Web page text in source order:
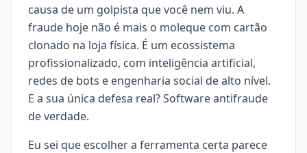
causa de um golpista que você nem viu. A
fraude hoje não é mais o moleque com cartão
clonado na loja física. É um ecossistema
profissionalizado, com inteligência artificial,
redes de bots e engenharia social de alto nível.
E a sua única defesa real? Software antifraude
de verdade.
Eu sei que escolher a ferramenta certa parece